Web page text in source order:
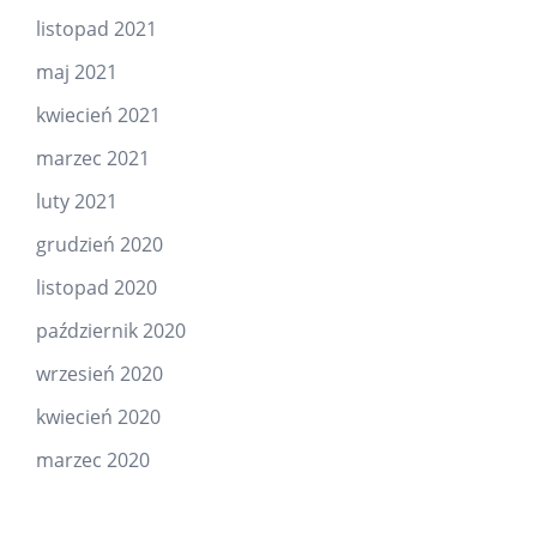
listopad 2021
maj 2021
kwiecień 2021
marzec 2021
luty 2021
grudzień 2020
listopad 2020
październik 2020
wrzesień 2020
kwiecień 2020
marzec 2020